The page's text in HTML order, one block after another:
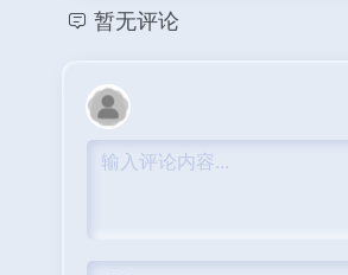
暂无评论